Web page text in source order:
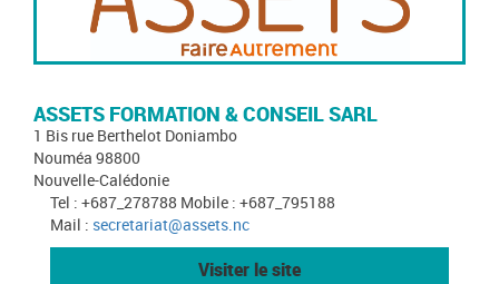
ASSETS FORMATION & CONSEIL SARL
1 Bis rue Berthelot Doniambo
Nouméa 98800
Nouvelle-Calédonie
Tel : +687_278788 Mobile : +687_795188
Mail : secretariat@assets.nc
Visiter le site